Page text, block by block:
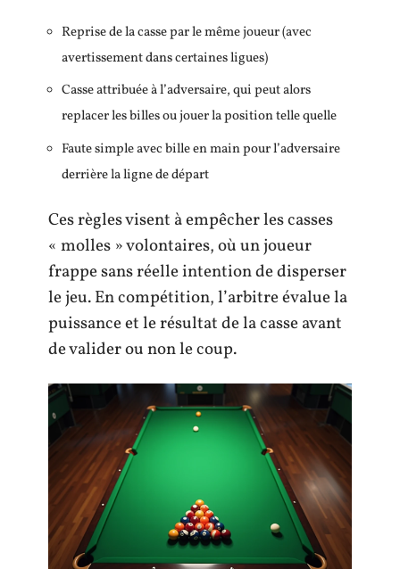
Reprise de la casse par le même joueur (avec
avertissement dans certaines ligues)
Casse attribuée à l’adversaire, qui peut alors
replacer les billes ou jouer la position telle quelle
Faute simple avec bille en main pour l’adversaire
derrière la ligne de départ
Ces règles visent à empêcher les casses
« molles » volontaires, où un joueur
frappe sans réelle intention de disperser
le jeu. En compétition, l’arbitre évalue la
puissance et le résultat de la casse avant
de valider ou non le coup.